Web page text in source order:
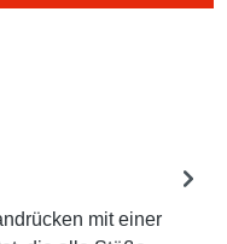
mit einer